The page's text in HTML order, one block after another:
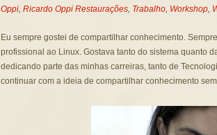
Oppi, Ricardo Oppi Restaurações, Trabalho, Workshop,
Eu sempre gostei de compartilhar conhecimento.
profissional ao Linux. Gostava tanto do sistema quanto
dedicando parte das minhas carreiras, tanto de
continuar com a ideia de compartilhar conhecimento